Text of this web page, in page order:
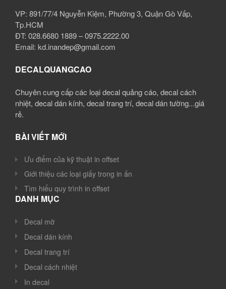
VP: 891/77/4 Nguyễn Kiệm, Phường 3, Quận Gò Vấp,
Tp.HCM
ĐT: 028.6680 1889 – 0975.2222.00
Email: kd.inandep@gmail.com
DECALQUANGCAO
Chuyên cung cấp các loại decal quảng cáo, decal cách
nhiệt, decal dán kính, decal trang trí, decal dán tường...giá
rẻ.
BÀI VIẾT MỚI
Ưu điểm của kỹ thuật in offset
Giới thiệu các loại giấy trong in ấn
Tìm hiểu quy trình in offset
DANH MỤC
Decal mờ
Decal dán kính
Decal trang trí
Decal cách nhiệt
In decal